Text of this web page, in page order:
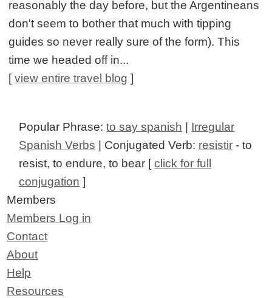
reasonably the day before, but the Argentineans
don't seem to bother that much with tipping
guides so never really sure of the form). This
time we headed off in...
[view entire travel blog ]
Popular Phrase:to say spanish | Irregular
Spanish Verbs | Conjugated Verb: resistir - to
resist, to endure, to bear [click for full
conjugation ]
Members
Members Log in
Contact
About
Help
Resources